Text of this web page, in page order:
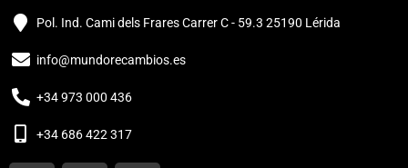
Pol. Ind. Cami dels Frares Carrer C - 59.3 25190 Lérida
info@mundorecambios.es
+34 973 000 436
+34 686 422 317